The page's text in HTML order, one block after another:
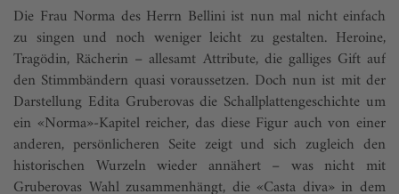
Die Frau Norma des Herrn Bellini ist nun mal nicht einfach
zu singen und noch weniger leicht zu gestalten. Heroine,
Tragödin, Rächerin – allesamt Attribute, die galliges Gift auf
den Stimmbändern quasi voraussetzen. Doch nun ist mit der
Darstellung Edita Gruberovas die Schallplattengeschichte um
ein «Norma»-Kapitel reicher, das diese Figur auch von einer
anderen, persönlicheren Seite zeigt und sich zugleich den
historischen Wurzeln wieder annähert – was nicht mit
Gruberovas Wahl zusammenhängt, die «Casta diva» in dem